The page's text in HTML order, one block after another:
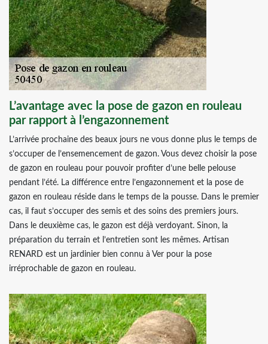
L’avantage avec la pose de gazon en rouleau
par rapport à l’engazonnement
L’arrivée prochaine des beaux jours ne vous donne plus le temps de
s’occuper de l’ensemencement de gazon. Vous devez choisir la pose
de gazon en rouleau pour pouvoir profiter d’une belle pelouse
pendant l’été. La différence entre l’engazonnement et la pose de
gazon en rouleau réside dans le temps de la pousse. Dans le premier
cas, il faut s’occuper des semis et des soins des premiers jours.
Dans le deuxième cas, le gazon est déjà verdoyant. Sinon, la
préparation du terrain et l’entretien sont les mêmes. Artisan
RENARD est un jardinier bien connu à Ver pour la pose
irréprochable de gazon en rouleau.